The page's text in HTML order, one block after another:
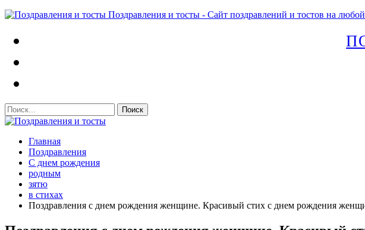
Поздравления и тосты - Сайт поздравлений и тостов на
Главная
Поздравления
С днем рождения
родным
зятю
в стихах
Поздравления с днем рождения женщине. Красивый стих с днем рождения